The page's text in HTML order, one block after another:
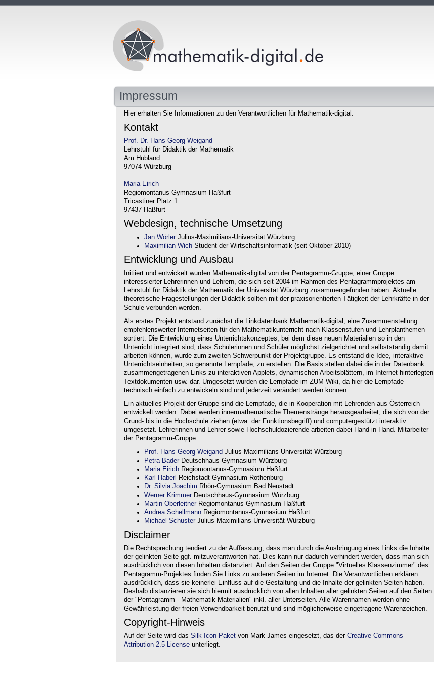
Impressum
Hier erhalten Sie Informationen zu den Verantwortlichen für Mathematik-digital:
Kontakt
Prof. Dr. Hans-Georg Weigand
Lehrstuhl für Didaktik der Mathematik
Am Hubland
97074 Würzburg
Maria Eirich
Regiomontanus-Gymnasium Haßfurt
Tricastiner Platz 1
97437 Haßfurt
Webdesign, technische Umsetzung
Jan Wörler Julius-Maximilians-Universität Würzburg
Maximilian Wich Student der Wirtschaftsinformatik (seit Oktober 2010)
Entwicklung und Ausbau
Initiiert und entwickelt wurden Mathematik-digital von der Pentagramm-Gruppe, einer Gruppe
interessierter Lehrerinnen und Lehrern, die sich seit 2004 im Rahmen des Pentagrammprojektes am
Lehrstuhl für Didaktik der Mathematik der Universität Würzburg zusammengefunden haben. Aktuelle
theoretische Fragestellungen der Didaktik sollten mit der praxisorientierten Tätigkeit der Lehrkräfte in der
Schule verbunden werden.
Als erstes Projekt entstand zunächst die Linkdatenbank Mathematik-digital, eine Zusammenstellung
empfehlenswerter Internetseiten für den Mathematikunterricht nach Klassenstufen und Lehrplanthemen
sortiert. Die Entwicklung eines Unterrichtskonzeptes, bei dem diese neuen Materialien so in den
Unterricht integriert sind, dass Schülerinnen und Schüler möglichst zielgerichtet und selbstständig damit
arbeiten können, wurde zum zweiten Schwerpunkt der Projektgruppe. Es entstand die Idee, interaktive
Unterrichtseinheiten, so genannte Lernpfade, zu erstellen. Die Basis stellen dabei die in der Datenbank
zusammengetragenen Links zu interaktiven Applets, dynamischen Arbeitsblättern, im Internet hinterlegten
Textdokumenten usw. dar. Umgesetzt wurden die Lernpfade im ZUM-Wiki, da hier die Lernpfade
technisch einfach zu entwickeln sind und jederzeit verändert werden können.
Ein aktuelles Projekt der Gruppe sind die Lernpfade, die in Kooperation mit Lehrenden aus Österreich
entwickelt werden. Dabei werden innermathematische Themenstränge herausgearbeitet, die sich von der
Grund- bis in die Hochschule ziehen (etwa: der Funktionsbegriff) und computergestützt interaktiv
umgesetzt. Lehrerinnen und Lehrer sowie Hochschuldozierende arbeiten dabei Hand in Hand. Mitarbeiter
der Pentagramm-Gruppe
Prof. Hans-Georg Weigand Julius-Maximilians-Universität Würzburg
Petra Bader Deutschhaus-Gymnasium Würzburg
Maria Eirich Regiomontanus-Gymnasium Haßfurt
Karl Haberl
Reichstadt-Gymnasium Rothenburg
Dr. Silvia Joachim Rhön-Gymnasium Bad Neustadt
Werner Krimmer Deutschhaus-Gymnasium Würzburg
Martin Oberleitner Regiomontanus-Gymnasium Haßfurt
Andrea Schellmann Regiomontanus-Gymnasium Haßfurt
Michael Schuster Julius-Maximilians-Universität Würzburg
Disclaimer
Die Rechtsprechung tendiert zu der Auffassung, dass man durch die Ausbringung eines Links die Inhalte
der gelinkten Seite ggf. mitzuverantworten hat. Dies kann nur dadurch verhindert werden, dass man sich
ausdrücklich von diesen Inhalten distanziert. Auf den Seiten der Gruppe "Virtuelles Klassenzimmer" des
Pentagramm-Projektes finden Sie Links zu anderen Seiten im Internet. Die Verantwortlichen erklären
ausdrücklich, dass sie keinerlei Einfluss auf die Gestaltung und die Inhalte der gelinkten Seiten haben.
Deshalb distanzieren sie sich hiermit ausdrücklich von allen Inhalten aller gelinkten Seiten auf den Seiten
der "Pentagramm - Mathematik-Materialien" inkl. aller Unterseiten. Alle Warennamen werden ohne
Gewährleistung der freien Verwendbarkeit benutzt und sind möglicherweise eingetragene Warenzeichen.
Copyright-Hinweis
Auf der Seite wird das Silk Icon-Paket von Mark James eingesetzt, das der Creative Commons
Attribution 2.5 License unterliegt.